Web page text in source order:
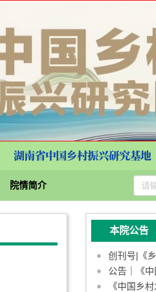
院情简介
本院公告
创刊号|《